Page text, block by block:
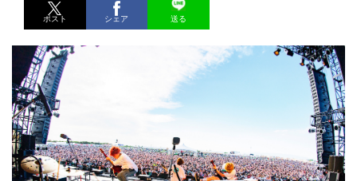
ポスト シェア 送る